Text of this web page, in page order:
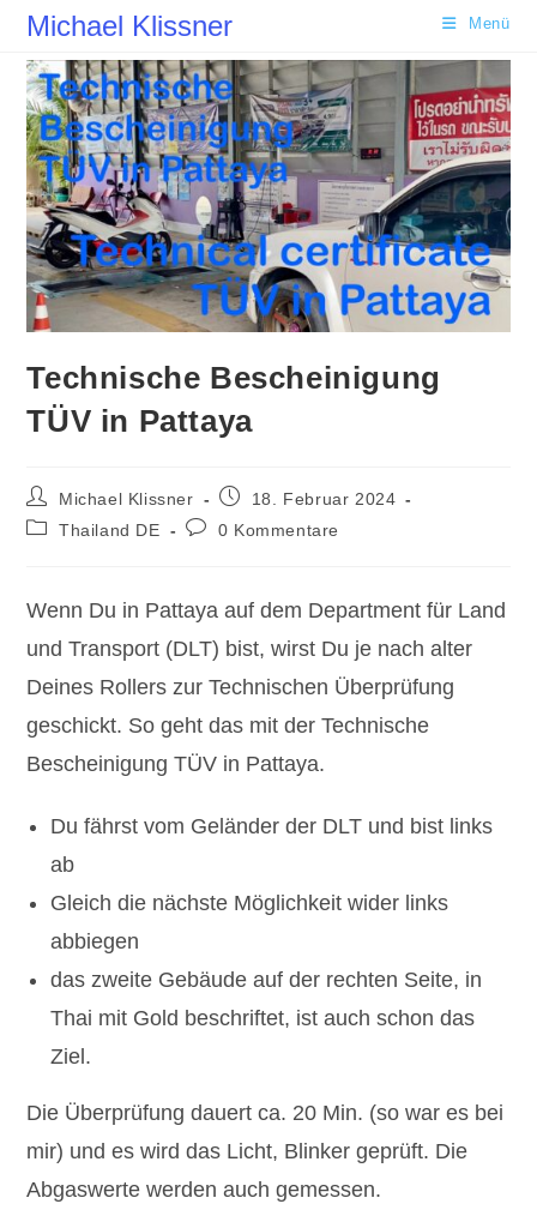
Zum
springen
Michael Klissner Menü
Technische Bescheinigung
TÜV in Pattaya
Beitrags-
Autor:
Michael Klissner
Beitrag18. Februar 2024
Beitrags-
Thailand DE
Beitrags-
0 Kommentare
Wenn Du in Pattaya auf dem Department für Land
und Transport (DLT) bist, wirst Du je nach alter
Deines Rollers zur Technischen Überprüfung
geschickt. So geht das mit der Technische
Bescheinigung TÜV in Pattaya.
Du fährst vom Geländer der DLT und bist links
ab
Gleich die nächste Möglichkeit wider links
abbiegen
das zweite Gebäude auf der rechten Seite, in
Thai mit Gold beschriftet, ist auch schon das
Ziel.
Die Überprüfung dauert ca. 20 Min. (so war es bei
mir) und es wird das Licht, Blinker geprüft. Die
Abgaswerte werden auch gemessen.